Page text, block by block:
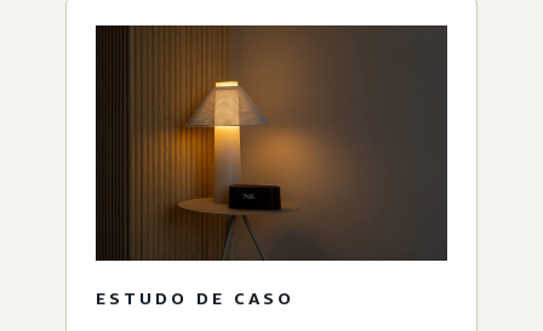
ESTUDO DE CASO